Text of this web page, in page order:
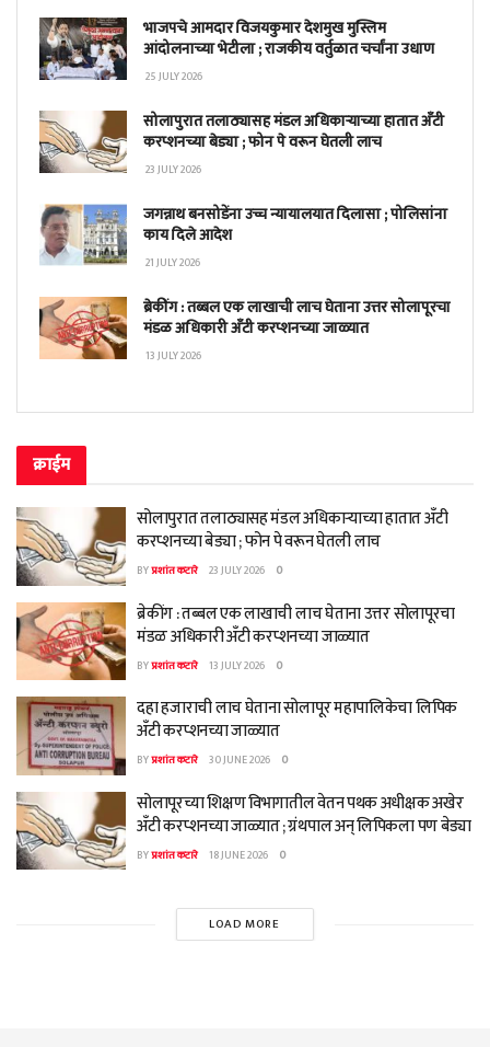
भाजपचे आमदार विजयकुमार देशमुख मुस्लिम
आंदोलनाच्या भेटीला ; राजकीय वर्तुळात चर्चांना उधाण
25 JULY 2026
सोलापुरात तलाठ्यासह मंडल अधिकाऱ्याच्या हातात अँटी
करप्शनच्या बेड्या ; फोन पे वरून घेतली लाच
23 JULY 2026
जगन्नाथ बनसोडेंना उच्च न्यायालयात दिलासा ; पोलिसांना
काय दिले आदेश
21 JULY 2026
ब्रेकींग : तब्बल एक लाखाची लाच घेताना उत्तर सोलापूरचा
मंडळ अधिकारी अँटी करप्शनच्या जाळ्यात
13 JULY 2026
क्राईम
सोलापुरात तलाठ्यासह मंडल अधिकाऱ्याच्या हातात अँटी
करप्शनच्या बेड्या ; फोन पे वरून घेतली लाच
BYप्रशांत कटारे 23 JULY 2026 0
ब्रेकींग : तब्बल एक लाखाची लाच घेताना उत्तर सोलापूरचा
मंडळ अधिकारी अँटी करप्शनच्या जाळ्यात
BYप्रशांत कटारे 13 JULY 2026 0
दहा हजाराची लाच घेताना सोलापूर महापालिकेचा लिपिक
अँटी करप्शनच्या जाळ्यात
BYप्रशांत कटारे 30 JUNE 2026 0
सोलापूरच्या शिक्षण विभागातील वेतन पथक अधीक्षक अखेर
अँटी करप्शनच्या जाळ्यात ; ग्रंथपाल अन् लिपिकला पण बेड्या
BYप्रशांत कटारे 18 JUNE 2026 0
LOAD MORE